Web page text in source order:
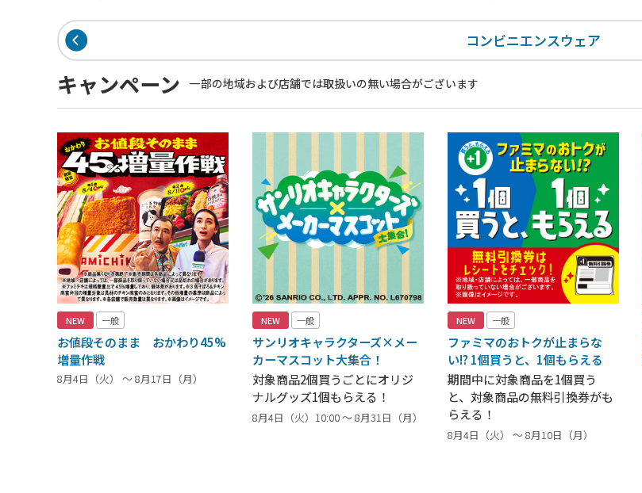
コンビニエンスウェア
キャンペーン 一部の地域および店舗では取扱いの無い場合がございます
NEW 一般
お値段そのまま おかわり45%
増量作戦
8月4日（火） ～ 8月17日（月）
NEW 一般
サンリオキャラクターズ×メー
カーマスコット大集合！
対象商品2個買うごとにオリジ
ナルグッズ1個もらえる！
8月4日（火）10:00 ～ 8月31日（月）
NEW 一般
ファミマのおトクが止まらな
い!? 1個買うと、1個もらえる
期間中に対象商品を1個買う
と、対象商品の無料引換券がも
らえる！
8月4日（火） ～ 8月10日（月）